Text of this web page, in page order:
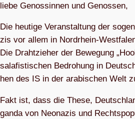
liebe Genos­sin­nen und Genossen,
Die heu­tige Ver­an­stal­tung der
zis vor allem in Nord­rhein-
Die Draht­zie­her der Bewe­gung
sala­fis­ti­schen Bedro­hung in
hen des IS in der ara­bi­schen Welt
Fakt ist, dass die These,
ganda von Neo­na­zis und